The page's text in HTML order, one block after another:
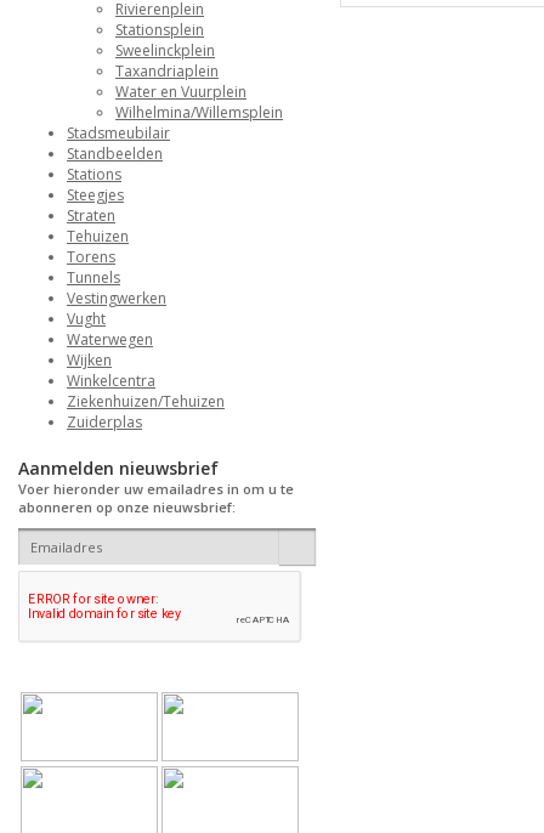
Rivierenplein
Stationsplein
Sweelinckplein
Taxandriaplein
Water en Vuurplein
Wilhelmina/Willemsplein
Stadsmeubilair
Standbeelden
Stations
Steegjes
Straten
Tehuizen
Torens
Tunnels
Vestingwerken
Vught
Waterwegen
Wijken
Winkelcentra
Ziekenhuizen/Tehuizen
Zuiderplas
Aanmelden nieuwsbrief
Voer hieronder uw emailadres in om u te
abonneren op onze nieuwsbrief: